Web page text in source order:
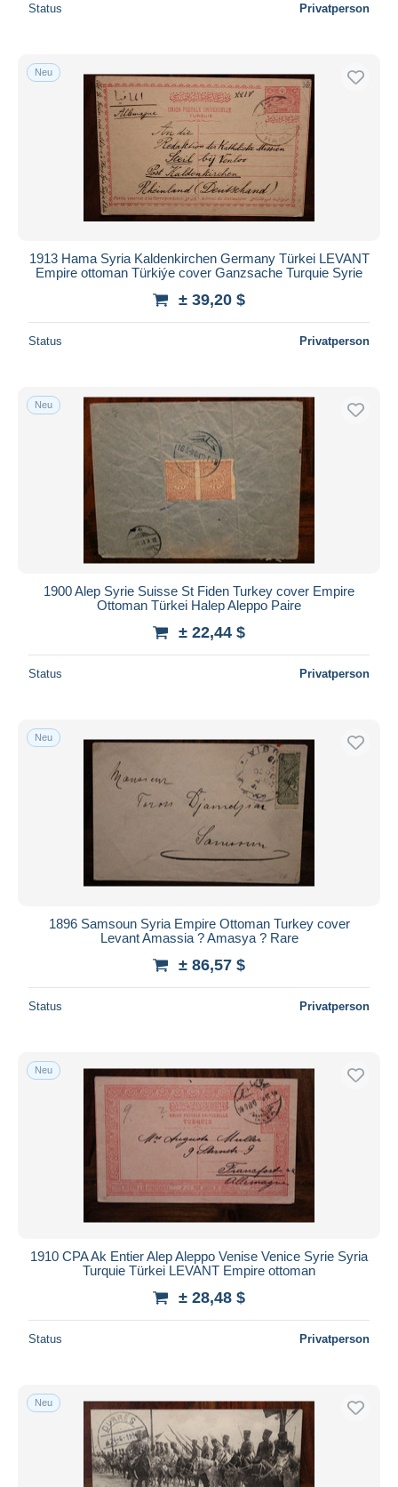
Status Privatperson
Neu
1913 Hama Syria Kaldenkirchen Germany Türkei LEVANT
Empire ottoman Türkiýe cover Ganzsache Turquie Syrie
± 39,20 $
Status Privatperson
Neu
1900 Alep Syrie Suisse St Fiden Turkey cover Empire
Ottoman Türkei Halep Aleppo Paire
± 22,44 $
Status Privatperson
Neu
1896 Samsoun Syria Empire Ottoman Turkey cover
Levant Amassia ? Amasya ? Rare
± 86,57 $
Status Privatperson
Neu
1910 CPA Ak Entier Alep Aleppo Venise Venice Syrie Syria
Turquie Türkei LEVANT Empire ottoman
± 28,48 $
Status Privatperson
Neu